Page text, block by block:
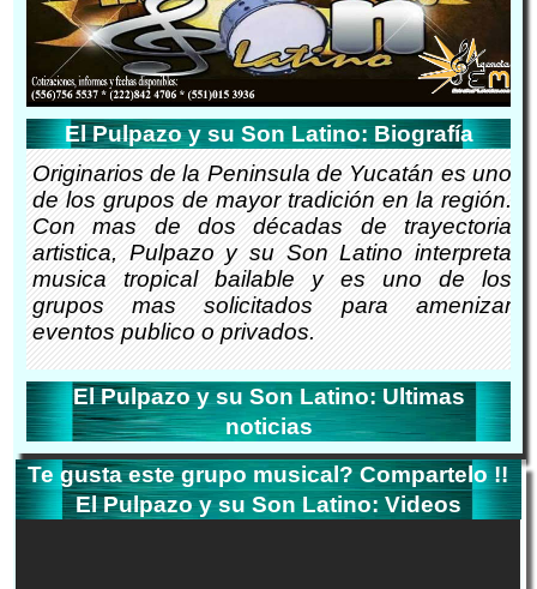
El Pulpazo y su Son Latino: Biografía
Originarios de la Peninsula de Yucatán es uno
de los grupos de mayor tradición en la región.
Con mas de dos décadas de trayectoria
artistica, Pulpazo y su Son Latino interpreta
musica tropical bailable y es uno de los
grupos mas solicitados para amenizar
eventos publico o privados.
El Pulpazo y su Son Latino: Ultimas
noticias
Te gusta este grupo musical? Compartelo !!
El Pulpazo y su Son Latino: Videos